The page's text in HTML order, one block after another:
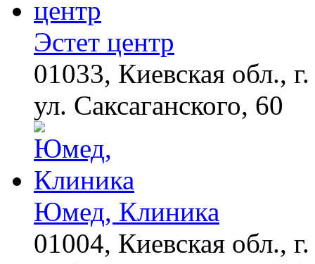
Эстет центр
01033, Киевская обл.,
ул. Саксаганского, 60
Юмед, Клиника
01004, Киевская обл.,